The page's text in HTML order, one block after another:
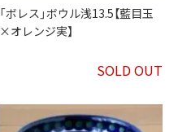
「ボレス」ボウル浅13.5【藍目玉
×オレンジ実】
SOLD OUT